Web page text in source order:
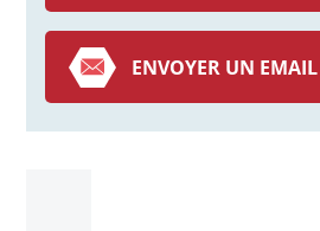
ENVOYER UN EMAIL